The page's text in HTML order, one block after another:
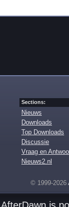
Sections:
Nieuws
Downloads
Top Downloads
Discussie
Vraag en
Nieuws2.nl
© 1999-2026